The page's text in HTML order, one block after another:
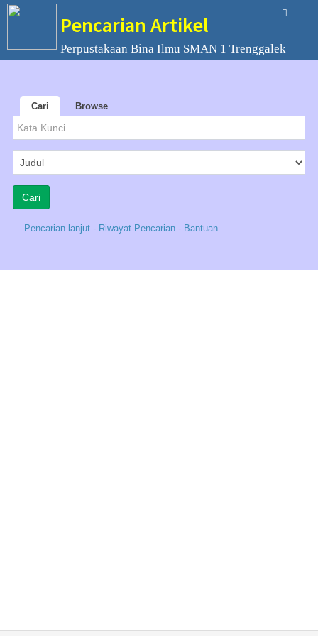
Pencarian Artikel
Perpustakaan Bina Ilmu SMAN 1 Trenggalek
Cari Browse
Pencarian lanjut - Riwayat Pencarian - Bantuan